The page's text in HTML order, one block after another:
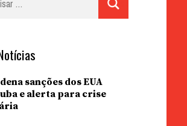
sanções dos EUA
e alerta para crise